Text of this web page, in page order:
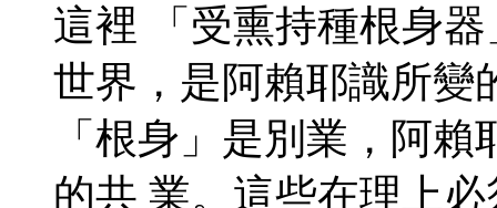
這裡 「受熏持種根身
世界，是阿賴耶識所變
「根身」是別業，阿
的共 業。這些在理上